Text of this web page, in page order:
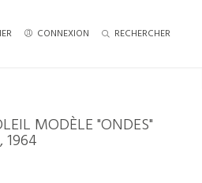
CONNEXION RECHERCHER
MODÈLE "ONDES"
1964